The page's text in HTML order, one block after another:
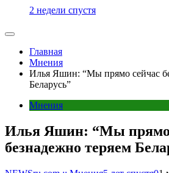
2 недели спустя
Главная
Мнения
Илья Яшин: “Мы прямо сейчас
Беларусь”
Мнения
Илья Яшин: “Мы прямо
безнадежно теряем